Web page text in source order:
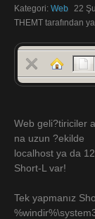
Kategori: Web
22
THEMT tarafından
Web geli?tiriciler
na uzun ?ekilde
localhost ya da
Short-L var!
Tek yapmanız